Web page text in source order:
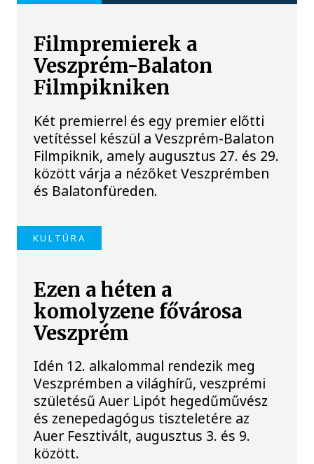
Filmpremierek a
Veszprém-Balaton
Filmpikniken
Két premierrel és egy premier előtti
vetítéssel készül a Veszprém-Balaton
Filmpiknik, amely augusztus 27. és 29.
között várja a nézőket Veszprémben
és Balatonfüreden.
KULTÚRA
Ezen a héten a
komolyzene fővárosa
Veszprém
Idén 12. alkalommal rendezik meg
Veszprémben a világhírű, veszprémi
születésű Auer Lipót hegedűművész
és zenepedagógus tiszteletére az
Auer Fesztivált, augusztus 3. és 9.
között.